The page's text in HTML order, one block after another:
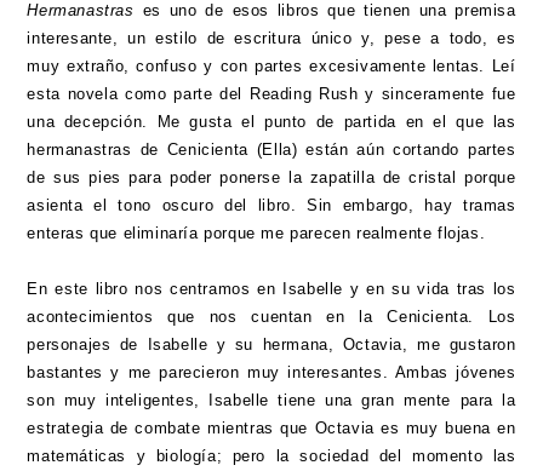
Hermanastras es uno de esos libros que tienen una premisa
interesante, un estilo de escritura único y, pese a todo, es
muy extraño, confuso y con partes excesivamente lentas. Leí
esta novela como parte del Reading Rush y sinceramente fue
una decepción. Me gusta el punto de partida en el que las
hermanastras de Cenicienta (Ella) están aún cortando partes
de sus pies para poder ponerse la zapatilla de cristal porque
asienta el tono oscuro del libro. Sin embargo, hay tramas
enteras que eliminaría porque me parecen realmente flojas.
En este libro nos centramos en Isabelle y en su vida tras los
acontecimientos que nos cuentan en la Cenicienta. Los
personajes de Isabelle y su hermana, Octavia, me gustaron
bastantes y me parecieron muy interesantes. Ambas jóvenes
son muy inteligentes, Isabelle tiene una gran mente para la
estrategia de combate mientras que Octavia es muy buena en
matemáticas y biología; pero la sociedad del momento las